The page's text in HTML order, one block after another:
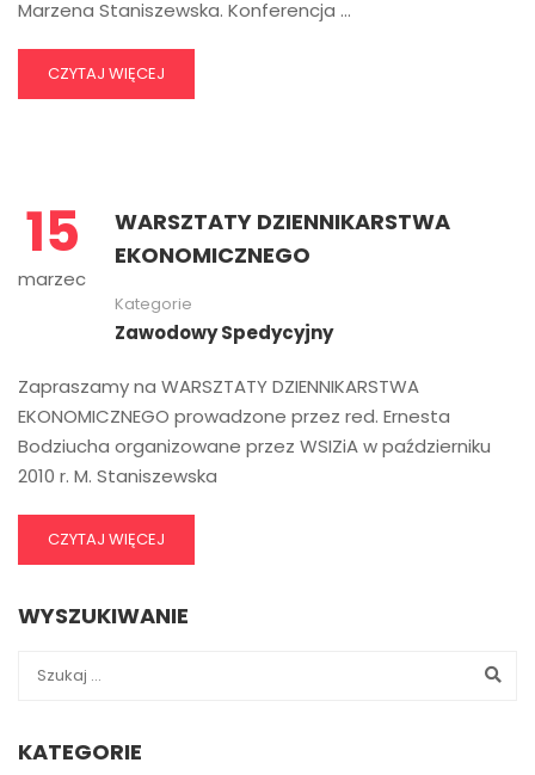
Marzena Staniszewska. Konferencja …
CZYTAJ WIĘCEJ
15
marzec
WARSZTATY DZIENNIKARSTWA
EKONOMICZNEGO
Kategorie
Zawodowy Spedycyjny
Zapraszamy na WARSZTATY DZIENNIKARSTWA
EKONOMICZNEGO prowadzone przez red. Ernesta
Bodziucha organizowane przez WSIZiA w październiku
2010 r. M. Staniszewska
CZYTAJ WIĘCEJ
WYSZUKIWANIE
KATEGORIE